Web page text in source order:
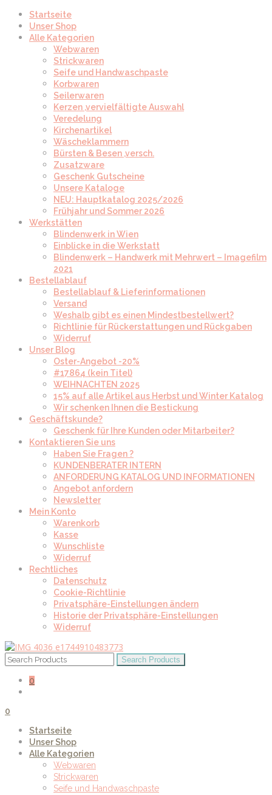
Startseite
Unser Shop
Alle Kategorien
Webwaren
Strickwaren
Seife und Handwaschpaste
Korbwaren
Seilerwaren
Kerzen ,vervielfältigte Auswahl
Veredelung
Kirchenartikel
Wäscheklammern
Bürsten & Besen ,versch.
Zusatzware
Geschenk Gutscheine
Unsere Kataloge
NEU: Hauptkatalog 2025/2026
Frühjahr und Sommer 2026
Werkstätten
Blindenwerk in Wien
Einblicke in die Werkstatt
Blindenwerk – Handwerk mit Mehrwert – Imagefilm
2021
Bestellablauf
Bestellablauf & Lieferinformationen
Versand
Weshalb gibt es einen Mindestbestellwert?
Richtlinie für Rückerstattungen und Rückgaben
Widerruf
Unser Blog
Oster-Angebot -20%
#17864 (kein Titel)
WEIHNACHTEN 2025
15% auf alle Artikel aus Herbst und Winter Katalog
Wir schenken Ihnen die Bestickung
Geschäftskunde?
Geschenk für Ihre Kunden oder Mitarbeiter?
Kontaktieren Sie uns
Haben Sie Fragen ?
KUNDENBERATER INTERN
ANFORDERUNG KATALOG UND INFORMATIONEN
Angebot anfordern
Newsletter
Mein Konto
Warenkorb
Kasse
Wunschliste
Widerruf
Rechtliches
Datenschutz
Cookie-Richtlinie
Privatsphäre-Einstellungen ändern
Historie der Privatsphäre-Einstellungen
Widerruf
0
0
Startseite
Unser Shop
Alle Kategorien
Webwaren
Strickwaren
Seife und Handwaschpaste